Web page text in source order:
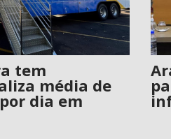
tem
média de
dia em